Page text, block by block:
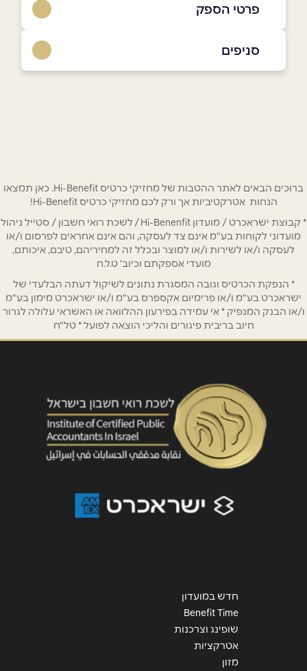
פרטי הספק
באתר בפייסבוק
טלפון*
אימייל *
אנא חזרו אלי בקשר ל...
הודעה *
שליחה
סניפים
ברוכים הבאים לאתר ההטבות של מחזיקי כרטיס Hi-Benefit. כאן תמצאו
הנחות אטרקטיביות אך ורק לכם מחזיקי כרטיס Hi-Benefit!
* קבוצת ישראכרט / מועדון Hi-Benenfit / לשכת רואי חשבון / סטייל ניהול
מועדוני לקוחות בע"מ אינם צד לעסקה, והם אינם אחראים לפרסום ו/או
לעסקה ו/או לשירות ו/או למוצר ובכלל זה למחיריהם, טיבם, איכותם,
מועדי אספקתם וכיוב' ט.ל.ח
* הנפקת הכרטיס וגובה המסגרת נתונים לשיקול דעתה הבלעדי של
ישראכרט בע"מ ו/או פרימיום אקספרס בע"מ ו/או ישראכרט מימון בע"מ
ו/או הבנק המנפיק * אי עמידה בפירעון ההלוואה או האשראי עלולה לגרור
חיוב בריבית פיגורים והליכי הוצאה לפועל * טל"ח
חדש במועדון
Benefit Time
שופינג וצרכנות
אטרקציות
מזון